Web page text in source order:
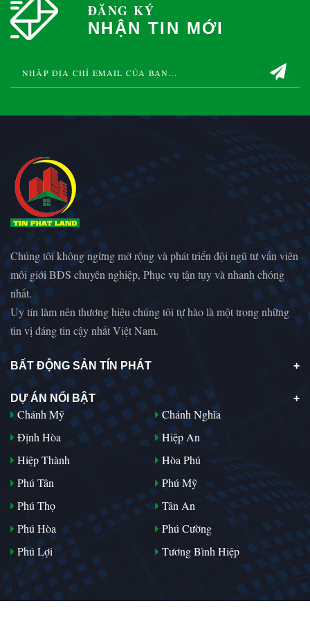
ĐĂNG KÝ
NHẬN TIN MỚI
Chúng tôi không ngừng mở rộng và phát triển đội ngũ tư vấn viên
môi giới BĐS chuyên nghiệp, Phục vụ tận tụy và nhanh chóng
nhất.
Uy tín làm nên thương hiệu chúng tôi tự hào là một trong những
tin vị đáng tin cậy nhất Việt Nam.
BẤT ĐỘNG SẢN TÍN PHÁT
DỰ ÁN NỔI BẬT
Chánh Mỹ
Chánh Nghĩa
Định Hòa
Hiệp An
Hiệp Thành
Hòa Phú
Phú Tân
Phú Mỹ
Phú Thọ
Tân An
Phú Hòa
Phú Cường
Phú Lợi
Tương Bình Hiệp